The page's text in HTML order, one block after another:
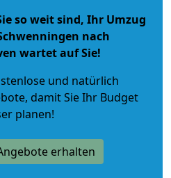
so weit sind, Ihr Umzug
nach
wartet auf Sie!
und natürlich
, damit Sie Ihr Budget
planen!
erhalten